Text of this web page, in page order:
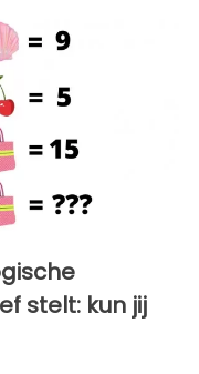
stelt: kun jij